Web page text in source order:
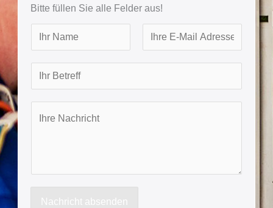
Bitte füllen Sie alle Felder aus!
a
r
s
s
t
e
f
Nachricht absenden